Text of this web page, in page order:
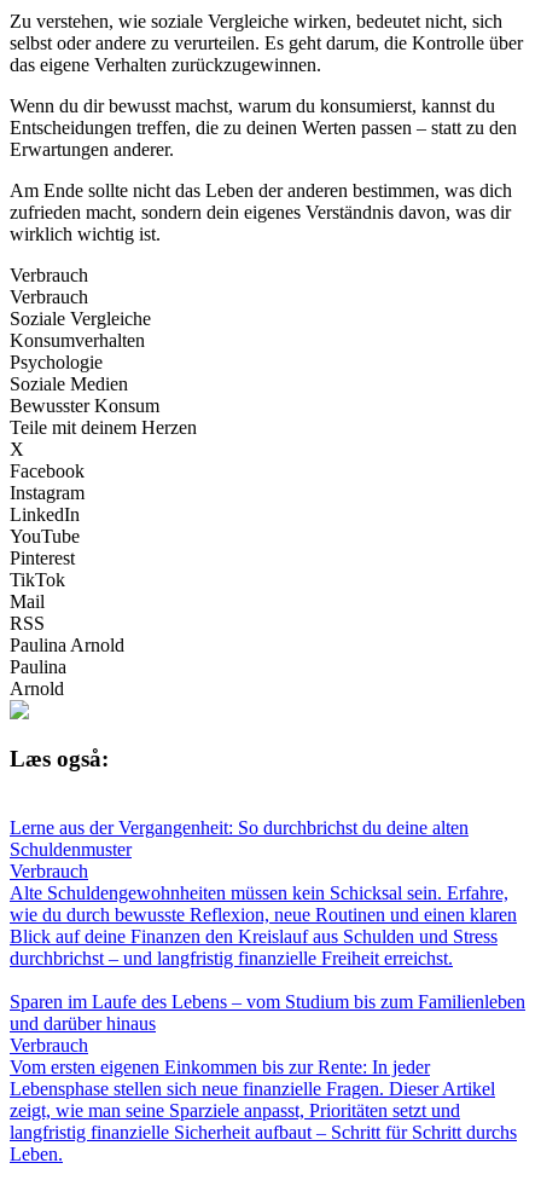
Zu verstehen, wie soziale Vergleiche wirken, bedeutet nicht, sich
selbst oder andere zu verurteilen. Es geht darum, die Kontrolle über
das eigene Verhalten zurückzugewinnen.
Wenn du dir bewusst machst, warum du konsumierst, kannst du
Entscheidungen treffen, die zu deinen Werten passen – statt zu den
Erwartungen anderer.
Am Ende sollte nicht das Leben der anderen bestimmen, was dich
zufrieden macht, sondern dein eigenes Verständnis davon, was dir
wirklich wichtig ist.
Verbrauch
Verbrauch
Soziale Vergleiche
Konsumverhalten
Psychologie
Soziale Medien
Bewusster Konsum
Teile mit deinem Herzen
X
Facebook
Instagram
LinkedIn
YouTube
Pinterest
TikTok
Mail
RSS
Paulina Arnold
Paulina
Arnold
Læs også:
Lerne aus der Vergangenheit: So durchbrichst du deine alten
Schuldenmuster
Verbrauch
Alte Schuldengewohnheiten müssen kein Schicksal sein. Erfahre,
wie du durch bewusste Reflexion, neue Routinen und einen klaren
Blick auf deine Finanzen den Kreislauf aus Schulden und Stress
durchbrichst – und langfristig finanzielle Freiheit erreichst.
Sparen im Laufe des Lebens – vom Studium bis zum Familienleben
und darüber hinaus
Verbrauch
Vom ersten eigenen Einkommen bis zur Rente: In jeder
Lebensphase stellen sich neue finanzielle Fragen. Dieser Artikel
zeigt, wie man seine Sparziele anpasst, Prioritäten setzt und
langfristig finanzielle Sicherheit aufbaut – Schritt für Schritt durchs
Leben.